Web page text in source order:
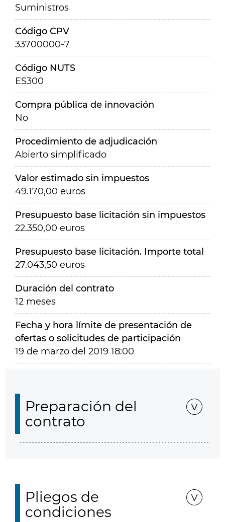
Suministros
Código CPV
33700000-7
Código NUTS
ES300
Compra pública de innovación
No
Procedimiento de adjudicación
Abierto simplificado
Valor estimado sin impuestos
49.170,00 euros
Presupuesto base licitación sin impuestos
22.350,00 euros
Presupuesto base licitación. Importe total
27.043,50 euros
Duración del contrato
12 meses
Fecha y hora límite de presentación de
ofertas o solicitudes de participación
19 de marzo del 2019 18:00
Preparación del
contrato
Pliegos de
condiciones